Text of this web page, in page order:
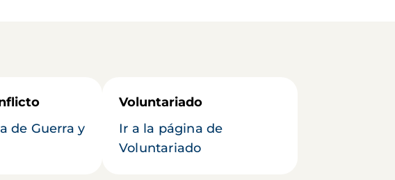
de Guerra y
Voluntariado
Ir a la página de
Voluntariado